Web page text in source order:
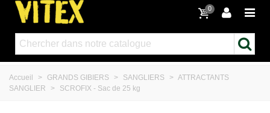
0
Accueil > GRANDS GIBIERS > SANGLIERS > ATTRACTANTS
SANGLIER
> SCROFIX - Sac de 25 kg